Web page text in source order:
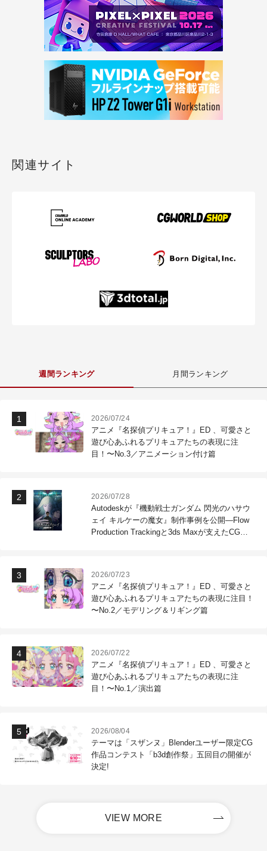
関連サイト
週間ランキング 月間ランキング
2026/07/24
アニメ『名探偵プリキュア！』ED 、可愛さと
遊び心あふれるプリキュアたちの表現に注
目！〜No.3／アニメーション付け篇
2026/07/28
Autodeskが『機動戦士ガンダム 閃光のハサウ
ェイ キルケーの魔女』制作事例を公開―Flow
Production Trackingと3ds Maxが支えたCG制
2026/07/23
アニメ『名探偵プリキュア！』ED 、可愛さと
遊び心あふれるプリキュアたちの表現に注目！
〜No.2／モデリング＆リギング篇
2026/07/22
アニメ『名探偵プリキュア！』ED 、可愛さと
遊び心あふれるプリキュアたちの表現に注
目！〜No.1／演出篇
2026/08/04
テーマは「スザンヌ」Blenderユーザー限定CG
作品コンテスト「b3d創作祭」五回目の開催が
決定!
VIEW MORE